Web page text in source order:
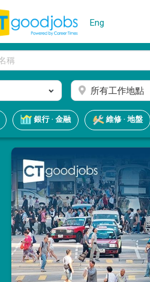
Eng
所有工作地點
銀行 · 金融 維修 · 地盤